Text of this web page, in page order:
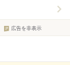
広告を非表示